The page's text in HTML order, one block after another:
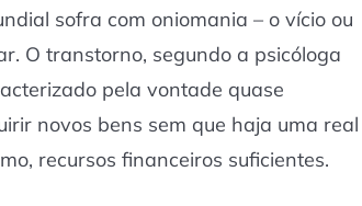
sofra com oniomania – o vício ou
O transtorno, segundo a psicóloga
pela vontade quase
novos bens sem que haja uma real
recursos financeiros suficientes.